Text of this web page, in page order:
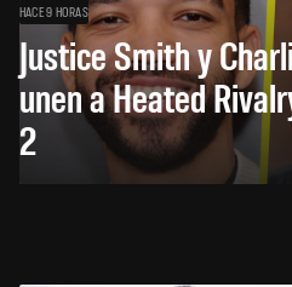
HACE 9 HORAS
Justice Smith y
unen a Heated
2